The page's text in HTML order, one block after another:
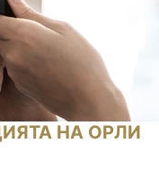
НА ОРЛИ